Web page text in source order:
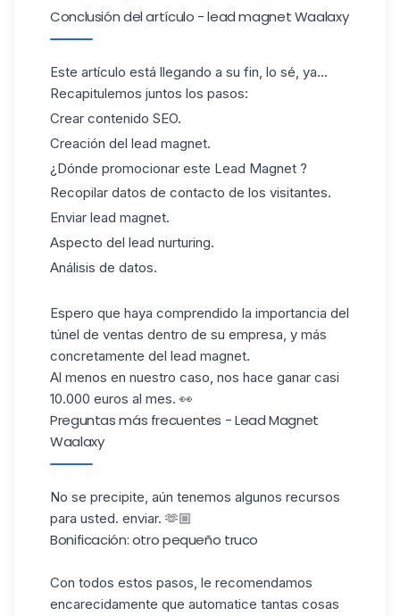
Conclusión del artículo - lead magnet Waalaxy
Este artículo está llegando a su fin, lo sé, ya...
Recapitulemos juntos los pasos:
Crear contenido SEO.
Creación del lead magnet.
¿Dónde promocionar este Lead Magnet ?
Recopilar datos de contacto de los visitantes.
Enviar lead magnet.
Aspecto del lead nurturing.
Análisis de datos.
Espero que haya comprendido la importancia del
túnel de ventas dentro de su empresa, y más
concretamente del lead magnet.
Al menos en nuestro caso, nos hace ganar casi
10.000 euros al mes. 👀
Preguntas más frecuentes - Lead Magnet
Waalaxy
No se precipite, aún tenemos algunos recursos
para usted. enviar. 🫶🏼
Bonificación: otro pequeño truco
Con todos estos pasos, le recomendamos
encarecidamente que automatice tantas cosas